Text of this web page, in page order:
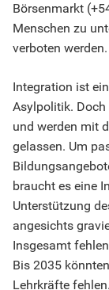
Börsenmarkt
Menschen zu
verboten werden.
Integration ist
Asylpolitik.
und werden mit
gelassen. Um
braucht es eine
Unterstützung
angesichts
Insgesamt
Bis 2035
Lehrkräfte